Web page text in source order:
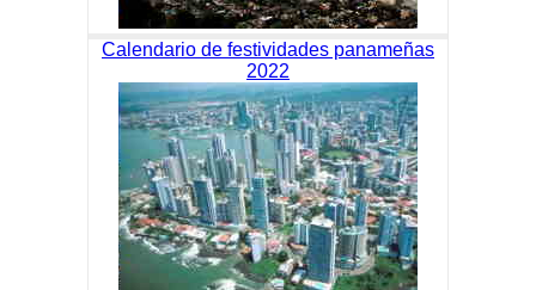
Calendario de festividades panameñas
2022